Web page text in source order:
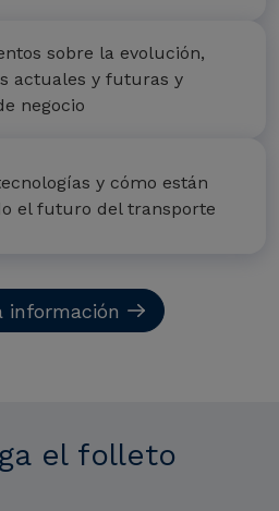
sobre la evolución,
actuales y futuras y
negocio
y cómo están
el futuro del transporte
información
el folleto